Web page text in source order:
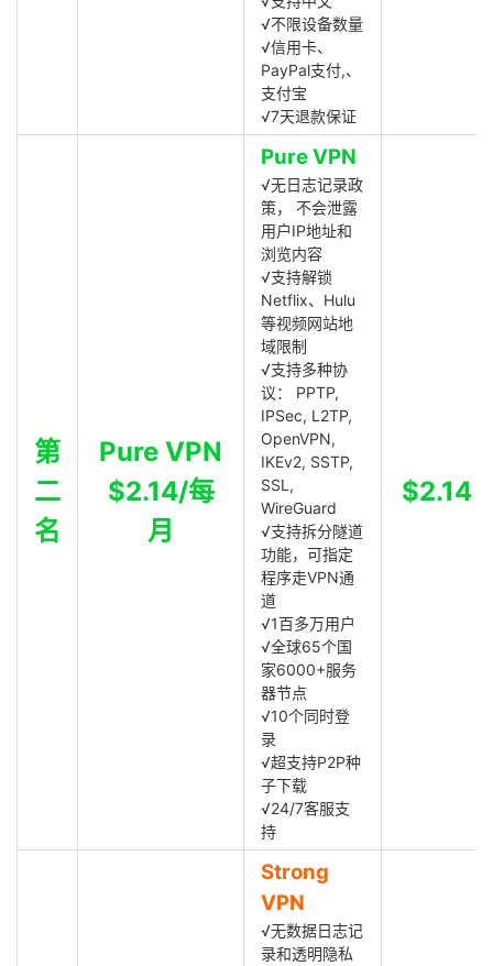
√不限设备数量
√信用卡、
PayPal支付,、
支付宝
√7天退款保证
第
二
名
Pure VPN
$2.14/每
月
Pure VPN
√无日志记录政
策， 不会泄露
用户IP地址和
浏览内容
√支持解锁
Netflix、Hulu
等视频网站地
域限制
√支持多种协
议： PPTP,
IPSec, L2TP,
OpenVPN,
IKEv2, SSTP,
SSL,
WireGuard
√支持拆分隧道
功能，可指定
程序走VPN通
道
√1百多万用户
√全球65个国
家6000+服务
器节点
√10个同时登
录
√超支持P2P种
子下载
√24/7客服支
持
$2.14
Strong
VPN
√无数据日志记
录和透明隐私